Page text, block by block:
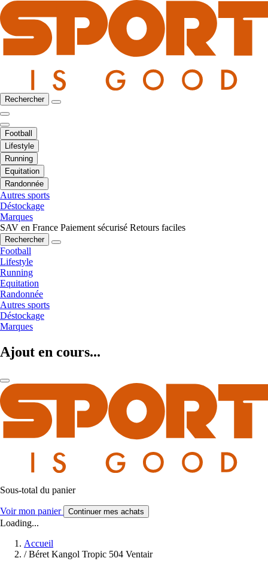
Rechercher
Football
Lifestyle
Running
Equitation
Randonnée
Autres sports
Déstockage
Marques
SAV en France Paiement sécurisé Retours faciles
Rechercher
Football
Lifestyle
Running
Equitation
Randonnée
Autres sports
Déstockage
Marques
Ajout en cours...
Sous-total du panier
Voir mon panier Continuer mes achats
Loading...
Accueil
/ Béret Kangol Tropic 504 Ventair